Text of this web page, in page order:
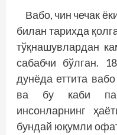
Вабо, чин чечак
билан тарихда
тўқнашувлардан
са­бабчи бўлган.
дунё­­да еттита
ва бу каби
инсонларнинг
бундай юқумли